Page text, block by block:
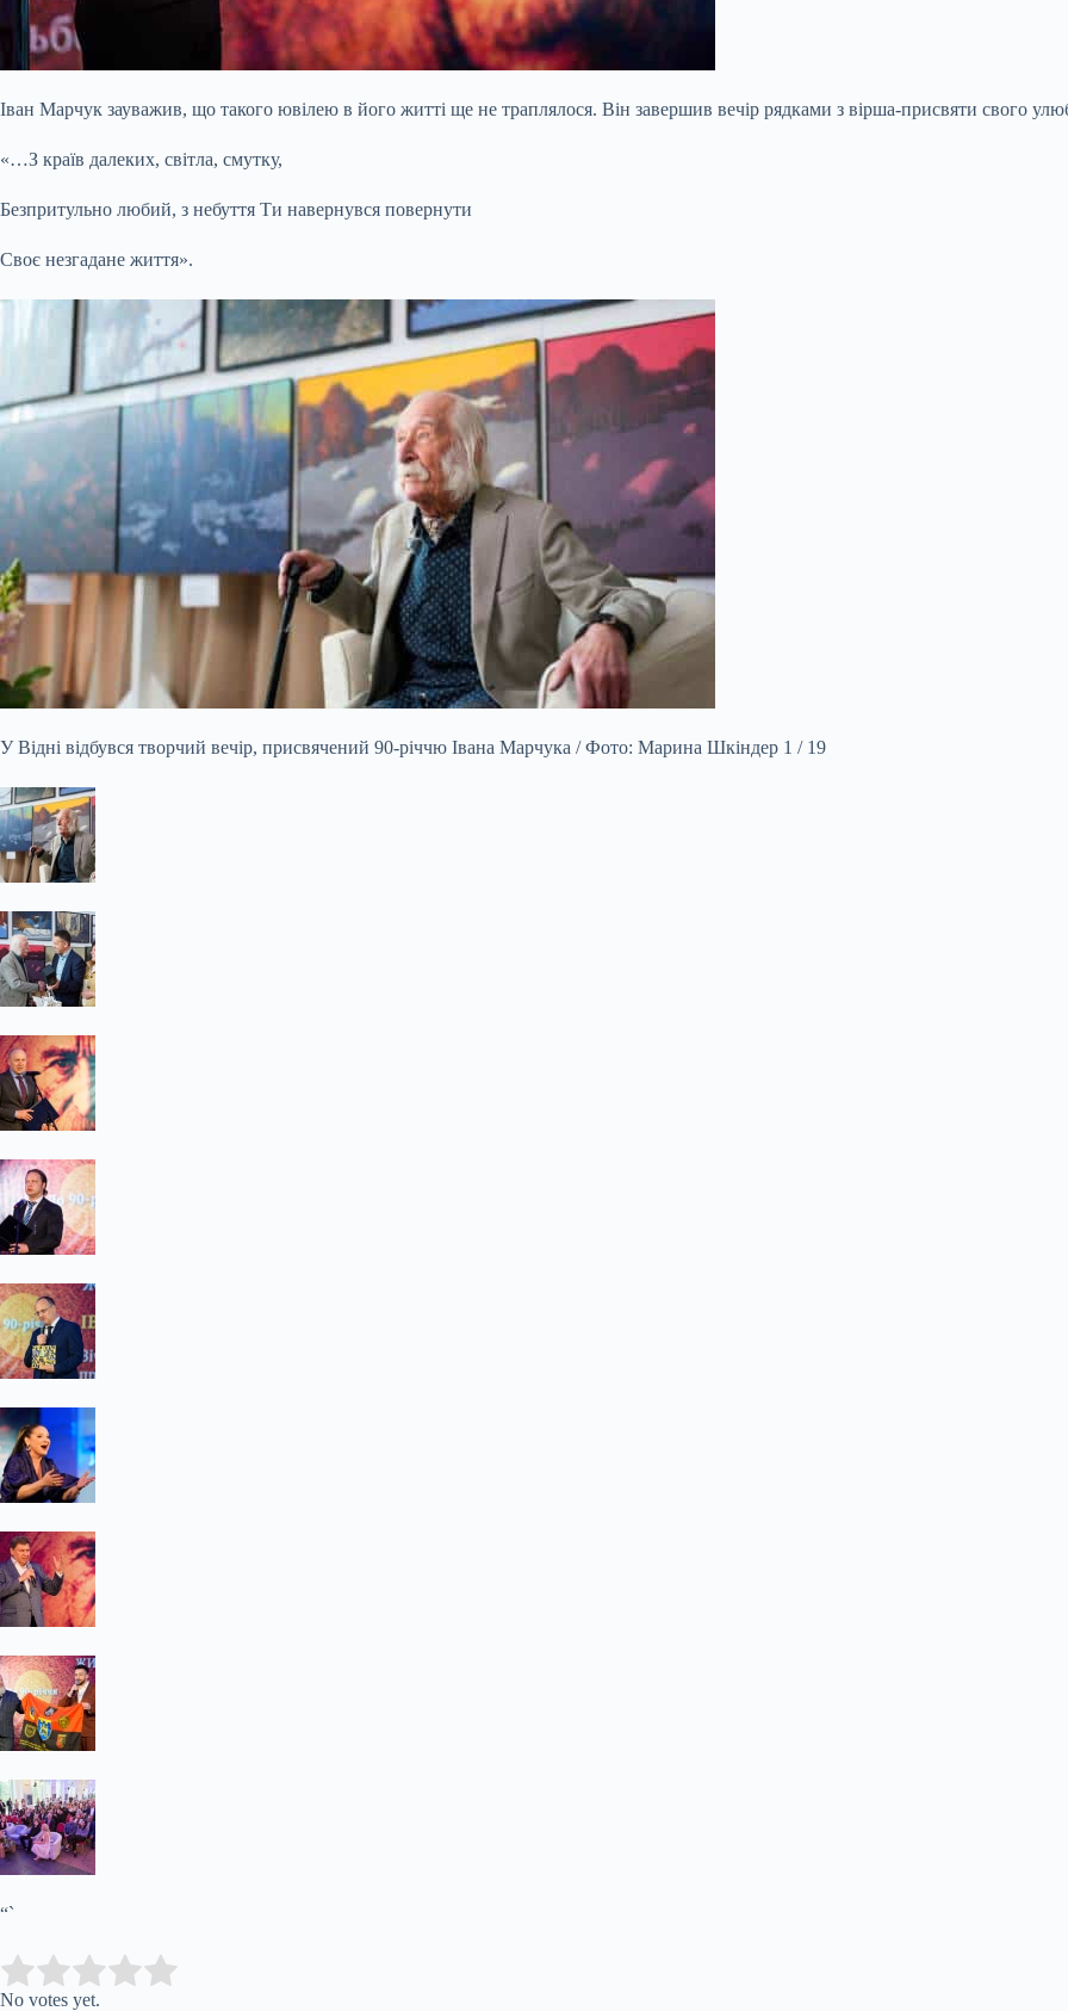
Іван Марчук зауважив, що такого ювілею в його житті ще не траплялося. Він завершив вечір рядками з вірша-присвяти свого
«…З країв далеких, світла, смутку,
Безпритульно любий, з небуття Ти навернувся повернути
Своє незгадане життя».
У Відні відбувся творчий вечір, присвячений 90-річчю Івана Марчука / Фото: Марина Шкіндер 1 / 19
“`
Rate this item:
No votes yet.